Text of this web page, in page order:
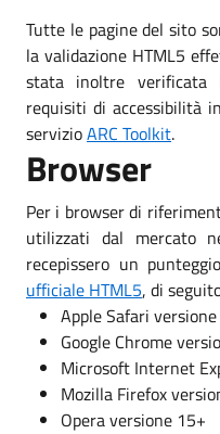
Tutte le pagine del sito
la validazione HTML5
stata inoltre
requisiti di accessibilità
servizioARC Toolkit.
Browser
Per i browser di
utilizzati dal mercato
recepissero un
ufficiale HTML5, di
Apple Safari
Google Chrome
Microsoft Internet
Mozilla Firefox
Opera versione 15+